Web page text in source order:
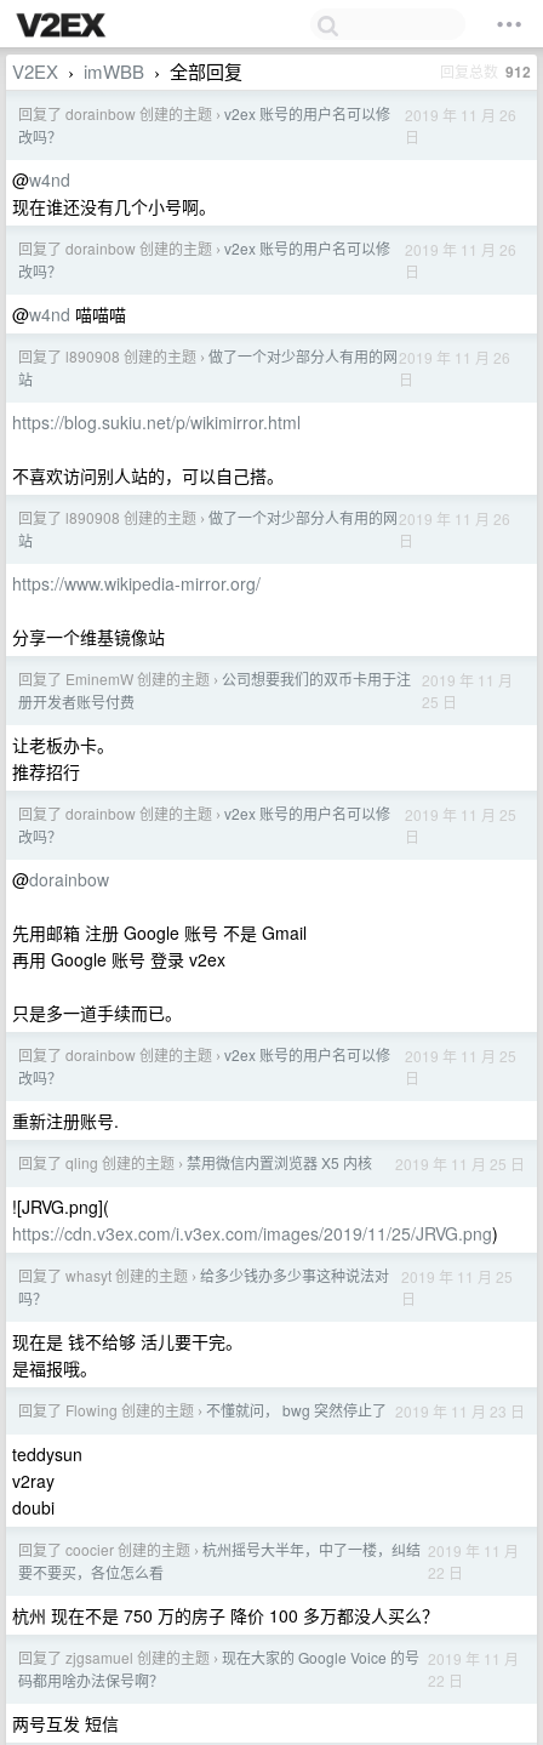
V2EX › imWBB › 全部回复 回复总数 912
回复了 dorainbow 创建的主题 › v2ex 账号的用户名可以修
改吗？
2019 年 11 月 26
日
@w4nd
现在谁还没有几个小号啊。
回复了 dorainbow 创建的主题 › v2ex 账号的用户名可以修
改吗？
2019 年 11 月 26
日
@w4nd 喵喵喵
回复了 l890908 创建的主题 › 做了一个对少部分人有用的网
站
2019 年 11 月 26
日
https://blog.sukiu.net/p/wikimirror.html
不喜欢访问别人站的，可以自己搭。
回复了 l890908 创建的主题 › 做了一个对少部分人有用的网
站
2019 年 11 月 26
日
https://www.wikipedia-mirror.org/
分享一个维基镜像站
回复了 EminemW 创建的主题 › 公司想要我们的双币卡用于注
册开发者账号付费
2019 年 11 月
25 日
让老板办卡。
推荐招行
回复了 dorainbow 创建的主题 › v2ex 账号的用户名可以修
改吗？
2019 年 11 月 25
日
@dorainbow
先用邮箱 注册 Google 账号 不是 Gmail
再用 Google 账号 登录 v2ex
只是多一道手续而已。
回复了 dorainbow 创建的主题 › v2ex 账号的用户名可以修
改吗？
2019 年 11 月 25
日
重新注册账号.
回复了 qling 创建的主题 › 禁用微信内置浏览器 X5 内核 2019 年 11 月 25 日
![JRVG.png](
https://cdn.v3ex.com/i.v3ex.com/images/2019/11/25/JRVG.png)
回复了 whasyt 创建的主题 › 给多少钱办多少事这种说法对
吗？
2019 年 11 月 25
日
现在是 钱不给够 活儿要干完。
是福报哦。
回复了 Flowing 创建的主题 › 不懂就问， bwg 突然停止了 2019 年 11 月 23 日
teddysun
v2ray
doubi
回复了 coocier 创建的主题 › 杭州摇号大半年，中了一楼，纠结
要不要买，各位怎么看
2019 年 11 月
22 日
杭州 现在不是 750 万的房子 降价 100 多万都没人买么？
回复了 zjgsamuel 创建的主题 › 现在大家的 Google Voice 的号
码都用啥办法保号啊？
2019 年 11 月
22 日
两号互发 短信